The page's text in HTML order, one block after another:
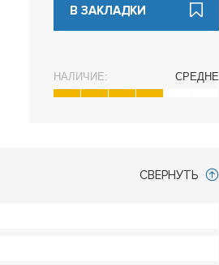
В ЗАКЛАДКИ
НАЛИЧИЕ: СРЕДНЕ
СВЕРНУТЬ